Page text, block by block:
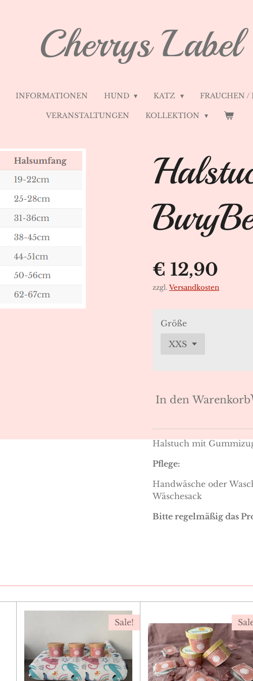
Cherrys Label
INFORMATIONEN HUND KATZ FRAUCHEN
VERANSTALTUNGEN KOLLEKTION
€ 12,90
zzgl. Versandkosten
Größe
In den Warenkorb
Halstuch mit
Pflege:
Handwäsche oder
Wäschesack
Bitte regelmäßig das
Sale!